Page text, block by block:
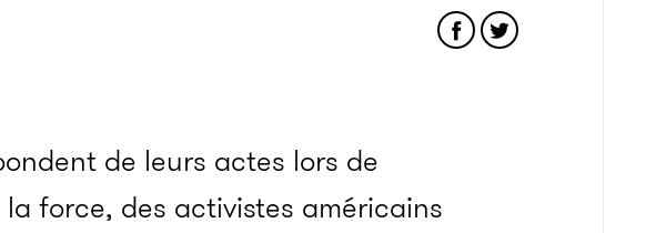
de leurs actes lors de
la force, des activistes américains